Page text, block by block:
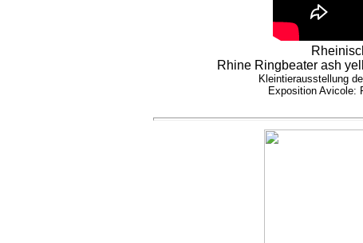
Rhine Ringbeater ash
Kleintierausstellung
Exposition Avicole: